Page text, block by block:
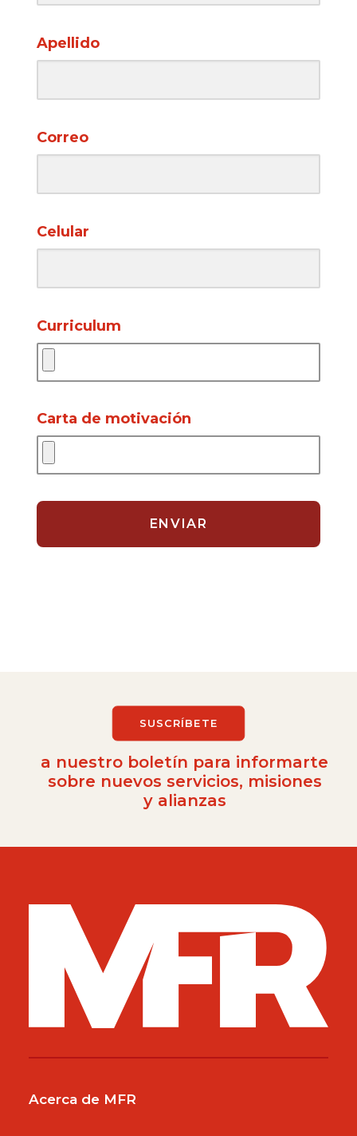
Apellido
Correo
Celular
Curriculum
Carta de motivación
SUSCRÍBETE
a nuestro boletín para informarte
sobre nuevos servicios, misiones
y alianzas
Acerca de MFR